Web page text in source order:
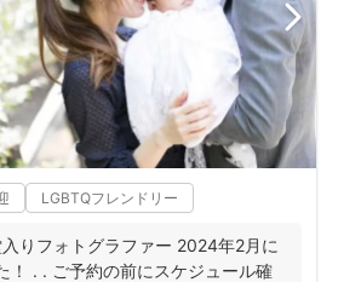
LGBTQフレンドリー
りフォトグラファー 2024年2月に
！ . . ご予約の前にスケジュール確